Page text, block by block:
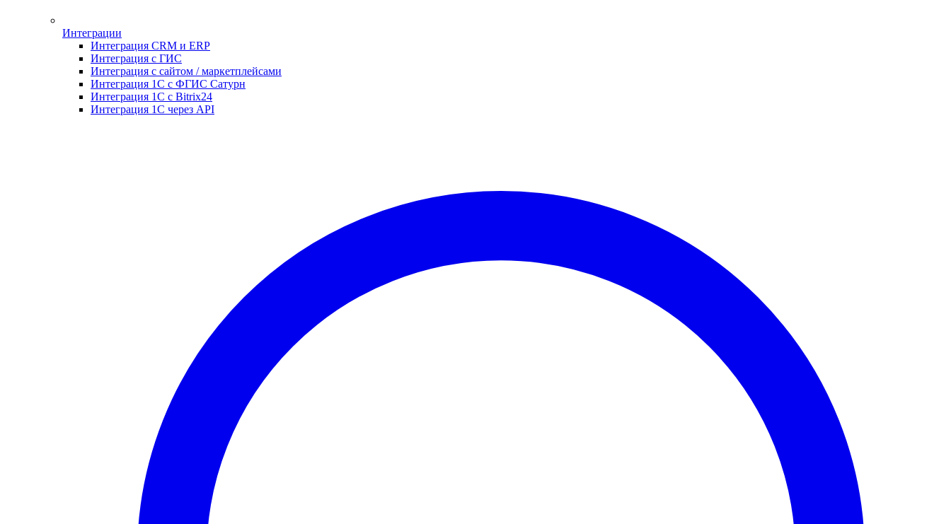
Интеграции
Интеграция CRM и ERP
Интеграция с ГИС
Интеграция с сайтом / маркетплейсами
Интеграция 1С с ФГИС Сатурн
Интеграция 1С с Bitrix24
Интеграция 1С через API